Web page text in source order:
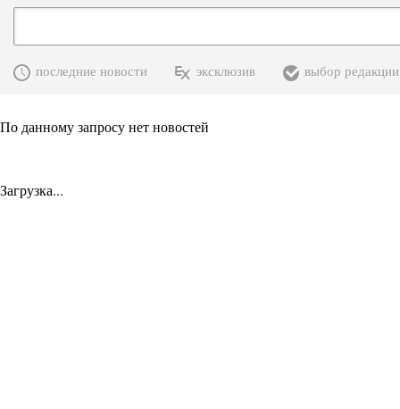
последние новости эксклюзив выбор редакции
По данному запросу нет новостей
Загрузка...